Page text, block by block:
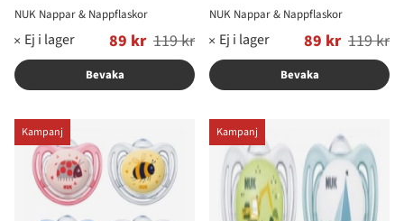
NUK Nappar & Nappflaskor
89 kr
Ordinarie pris: 119 kr
Bevaka
NUK Nappar & Nappflaskor
89 kr
Ordinarie pris: 119 kr
Bevaka
Kampanj Kampanj